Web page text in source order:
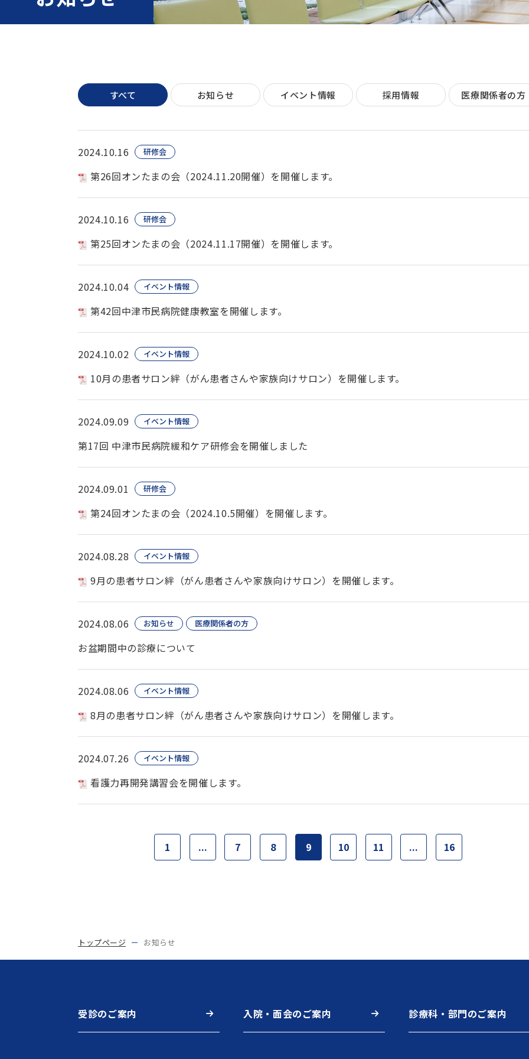
すべて お知らせ イベント情報 採用情報 医療関係者の方
2024.10.16 研修会
第26回オンたまの会（2024.11.20開催）を開催します。
2024.10.16 研修会
第25回オンたまの会（2024.11.17開催）を開催します。
2024.10.04 イベント情報
第42回中津市民病院健康教室を開催します。
2024.10.02 イベント情報
10月の患者サロン絆（がん患者さんや家族向けサロン）を開催します。
2024.09.09 イベント情報
第17回 中津市民病院緩和ケア研修会を開催しました
2024.09.01 研修会
第24回オンたまの会（2024.10.5開催）を開催します。
2024.08.28 イベント情報
9月の患者サロン絆（がん患者さんや家族向けサロン）を開催します。
2024.08.06 お知らせ 医療関係者の方
お盆期間中の診療について
2024.08.06 イベント情報
8月の患者サロン絆（がん患者さんや家族向けサロン）を開催します。
2024.07.26 イベント情報
看護力再開発講習会を開催します。
1 ... 7 8 9 10 11 ... 16
トップページ お知らせ
受診のご案内 入院・面会のご案内 診療科・部門のご案内